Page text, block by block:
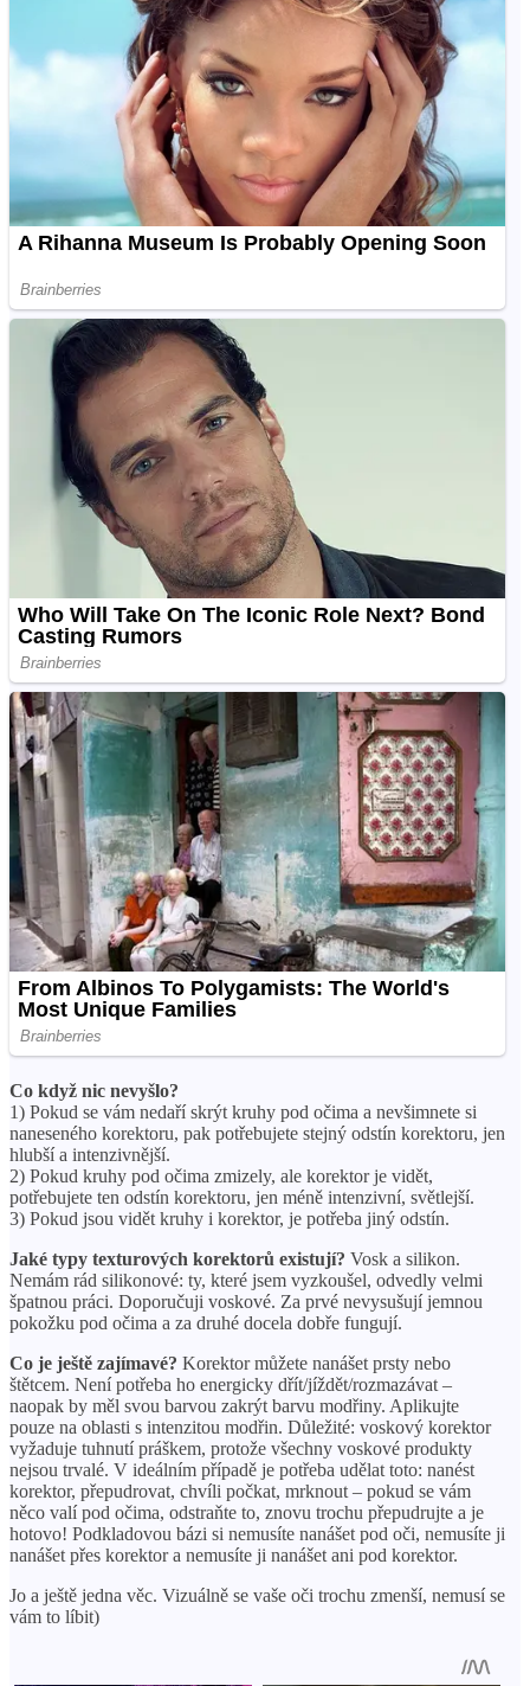
Co když nic nevyšlo?
1) Pokud se vám nedaří skrýt kruhy pod očima a nevšimnete si
naneseného korektoru, pak potřebujete stejný odstín korektoru, jen
hlubší a intenzivnější.
2) Pokud kruhy pod očima zmizely, ale korektor je vidět,
potřebujete ten odstín korektoru, jen méně intenzivní, světlejší.
3) Pokud jsou vidět kruhy i korektor, je potřeba jiný odstín.
Jaké typy texturových korektorů existují? Vosk a silikon.
Nemám rád silikonové: ty, které jsem vyzkoušel, odvedly velmi
špatnou práci. Doporučuji voskové. Za prvé nevysušují jemnou
pokožku pod očima a za druhé docela dobře fungují.
Co je ještě zajímavé? Korektor můžete nanášet prsty nebo
štětcem. Není potřeba ho energicky dřít/jíždět/rozmazávat –
naopak by měl svou barvou zakrýt barvu modřiny. Aplikujte
pouze na oblasti s intenzitou modřin. Důležité: voskový korektor
vyžaduje tuhnutí práškem, protože všechny voskové produkty
nejsou trvalé. V ideálním případě je potřeba udělat toto: nanést
korektor, přepudrovat, chvíli počkat, mrknout – pokud se vám
něco valí pod očima, odstraňte to, znovu trochu přepudrujte a je
hotovo! Podkladovou bázi si nemusíte nanášet pod oči, nemusíte ji
nanášet přes korektor a nemusíte ji nanášet ani pod korektor.
Jo a ještě jedna věc. Vizuálně se vaše oči trochu zmenší, nemusí se
vám to líbit)